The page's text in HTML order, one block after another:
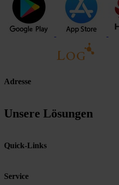
Adresse
Unsere Lösungen
Quick-Links
Service